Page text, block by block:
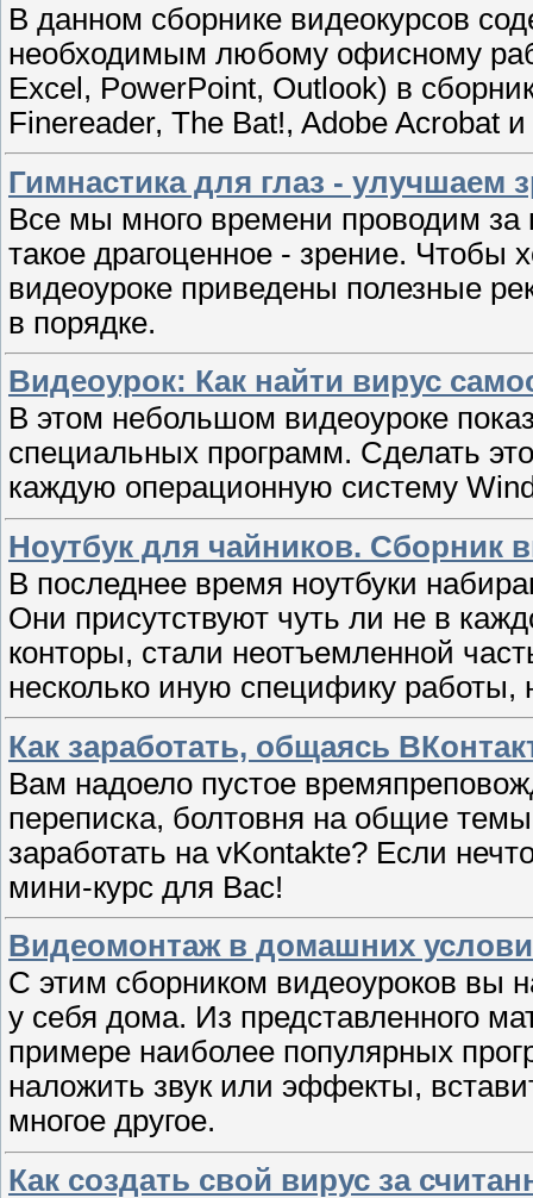
В данном сборнике видеокурсов
необходимым любому офисному
Excel, PowerPoint, Outlook) в
Finereader, The Bat!, Adobe Acrobat
Гимнастика для глаз - улучшаем
Все мы много времени проводим
такое драгоценное - зрение. Чтобы
видеоуроке приведены полезные
в порядке.
Видеоурок: Как найти вирус
В этом небольшом видеоуроке
специальных программ. Сделать
каждую операционную систему
Ноутбук для чайников. Сборник
В последнее время ноутбуки
Они присутствуют чуть ли не в
конторы, стали неотъемленной
несколько иную специфику
Как заработать, общаясь
Вам надоело пустое
переписка, болтовня на общие
заработать на vKontakte? Если
мини-курс для Вас!
Видеомонтаж в домашних
С этим сборником видеоуроков вы
у себя дома. Из представленного
примере наиболее популярных
наложить звук или эффекты,
многое другое.
Как создать свой вирус за